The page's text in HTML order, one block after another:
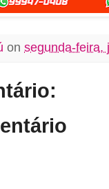
on segunda-feira,